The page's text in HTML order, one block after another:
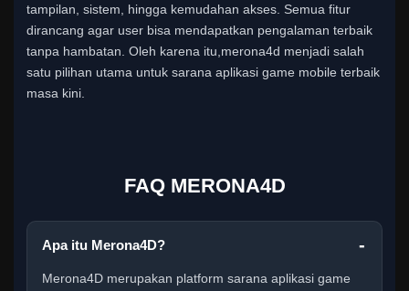
tampilan, sistem, hingga kemudahan akses. Semua fitur
dirancang agar user bisa mendapatkan pengalaman terbaik
tanpa hambatan. Oleh karena itu,merona4d menjadi salah
satu pilihan utama untuk sarana aplikasi game mobile terbaik
masa kini.
FAQ MERONA4D
Apa itu Merona4D?
Merona4D merupakan platform sarana aplikasi game